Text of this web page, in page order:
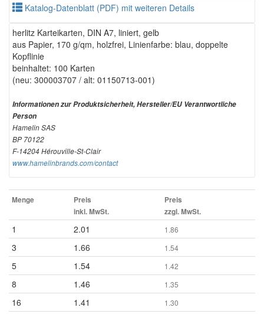
Katalog-Datenblatt (PDF) mit weiteren Details
herlitz Karteikarten, DIN A7, liniert, gelb
aus Papier, 170 g/qm, holzfrei, Linienfarbe: blau, doppelte
Kopflinie
beinhaltet: 100 Karten
(neu: 300003707 / alt: 01150713-001)
Informationen zur Produktsicherheit, Hersteller/EU Verantwortliche
Person
Hamelin SAS
BP 70122
F-14204 Hérouville-St-Clair
www.hamelinbrands.com/contact
Menge
Preis
inkl. MwSt.
Preis
zzgl. MwSt.
1 2.01 1.86
3 1.66 1.54
5 1.54 1.42
8 1.46 1.35
16 1.41 1.30